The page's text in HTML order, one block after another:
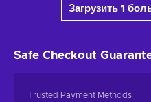
Загрузить 1
Safe Checkout
Trusted Payment Methods